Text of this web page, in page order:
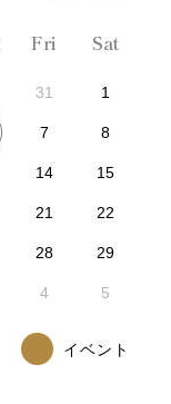
Fri Sat
31 1
7 8
14 15
21 22
28 29
4 5
イベント